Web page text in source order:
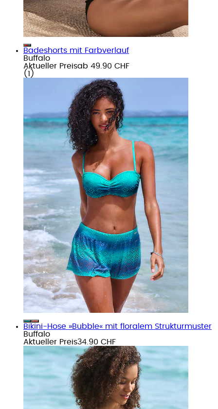
Badeshorts mit Farbverlauf
Buffalo
Aktueller Preisab 49.90 CHF
( 1 )
Bikini-Hose »Bubble« mit floralem Strukturmuster
Buffalo
Aktueller Preis34.90 CHF